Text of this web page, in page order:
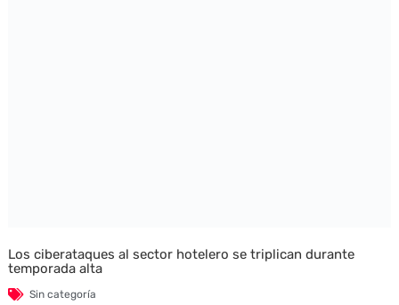
Los ciberataques al sector hotelero se triplican durante
temporada alta
Sin categoría